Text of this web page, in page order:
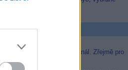
Zprávičky
Skylink spustil nový Test kanál. Zřejmě pro
Prima sport